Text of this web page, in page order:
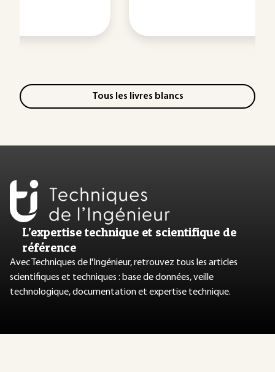
Tous les livres blancs
L’expertise technique et scientifique de
référence
Avec Techniques de l'Ingénieur, retrouvez tous les articles
scientifiques et techniques : base de données, veille
technologique, documentation et expertise technique.